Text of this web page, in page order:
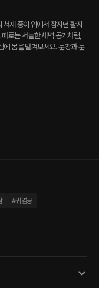
서재.종이 위에서 잠자던 활자
로는 서늘한 새벽 공기처럼,
에 몸을 맡겨보세요. 문장과 문
#귀염공